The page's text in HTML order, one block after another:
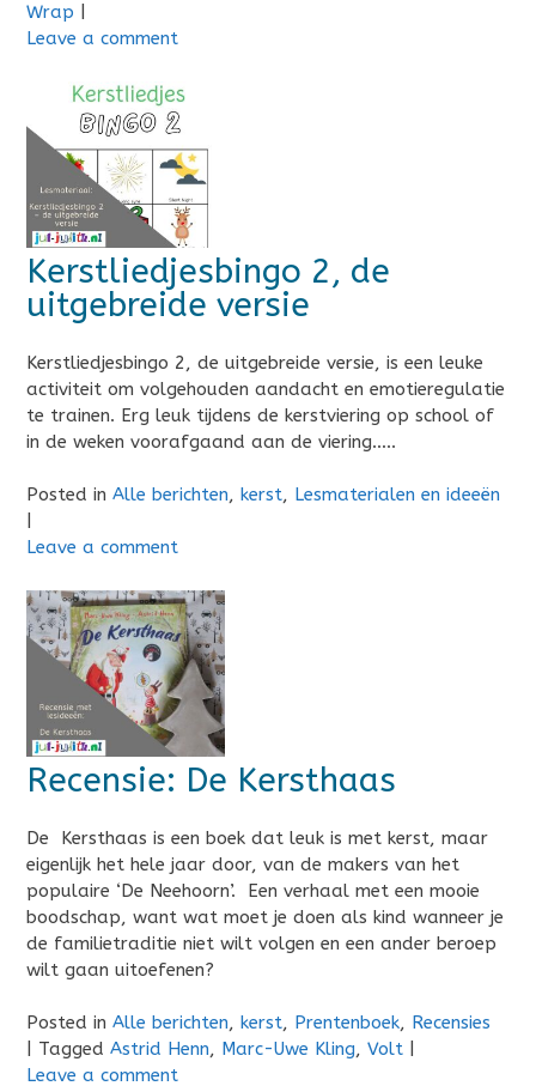
Wrap
Leave a comment
Kerstliedjesbingo 2, de
uitgebreide versie
Kerstliedjesbingo 2, de uitgebreide versie, is een leuke
activiteit om volgehouden aandacht en emotieregulatie
te trainen. Erg leuk tijdens de kerstviering op school of
in de weken voorafgaand aan de viering…..
Posted in Alle berichten, kerst, Lesmaterialen en ideeën
Leave a comment
Recensie: De Kersthaas
De Kersthaas is een boek dat leuk is met kerst, maar
eigenlijk het hele jaar door, van de makers van het
populaire ‘De Neehoorn’. Een verhaal met een mooie
boodschap, want wat moet je doen als kind wanneer je
de familietraditie niet wilt volgen en een ander beroep
wilt gaan uitoefenen?
Posted in Alle berichten, kerst, Prentenboek, Recensies
Tagged Astrid Henn, Marc-Uwe Kling, Volt
Leave a comment